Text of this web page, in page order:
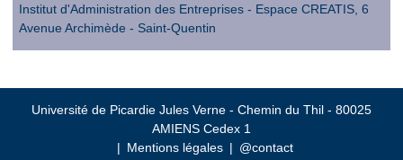
Institut d'Administration des Entreprises - Espace CREATIS, 6
Avenue Archimède - Saint-Quentin
Université de Picardie Jules Verne - Chemin du Thil - 80025
AMIENS Cedex 1
Mentions légales
@contact